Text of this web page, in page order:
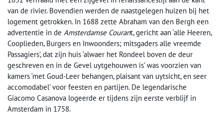
van de rivier. Bovendien werden de naastgelegen huizen bij het
logement getrokken. In 1688 zette Abraham van den Bergh een
advertentie in de Amsterdamse Courant, gericht aan ‘alle Heeren,
Cooplieden, Burgers en Inwoonders; mitsgaders alle vreemde
Passagiers’, dat zijn huis ‘alwaer het Rondeel boven de deur
geschreven en in de Gevel uytgehouwen is’ was voorzien van
kamers ‘met Goud-Leer behangen, plaisant van uytsicht, en seer
accomodabel’ voor feesten en partijen. De legendarische
Giacomo Casanova logeerde er tijdens zijn eerste verblijf in
Amsterdam in 1758.